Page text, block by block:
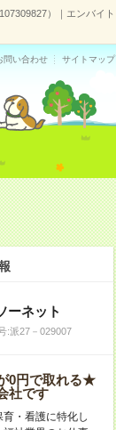
）｜エンバイト
問い合わせ サイトマップ
ーネット
:派27－029007
0円で取れる★
社です
・看護に特化し